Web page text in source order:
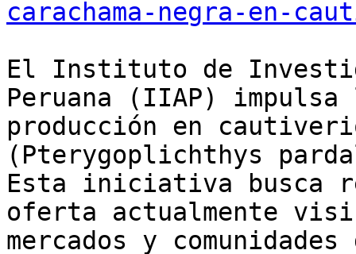
carachama-negra-en-
El Instituto de
Peruana (IIAP) impulsa
producción en
(Pterygoplichthys
Esta iniciativa busca
oferta actualmente